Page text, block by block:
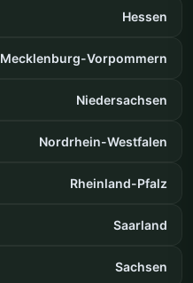
Hessen
Mecklenburg-Vorpommern
Niedersachsen
Nordrhein-Westfalen
Rheinland-Pfalz
Saarland
Sachsen